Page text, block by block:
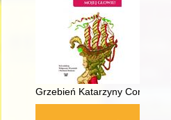
Grzebień Katarzyny Cornaro"